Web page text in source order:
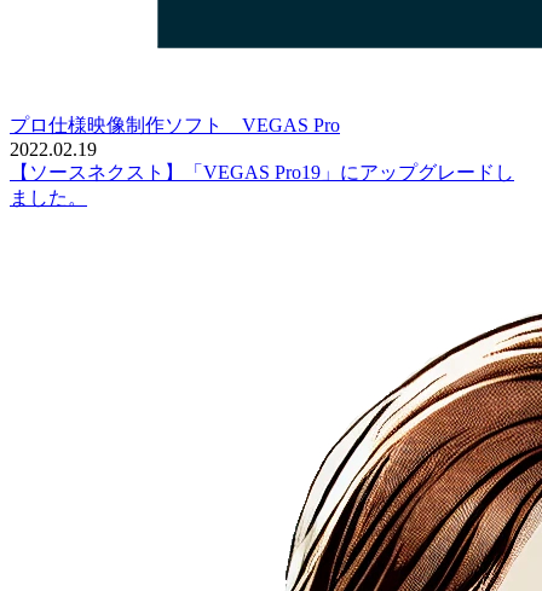
プロ仕様映像制作ソフト VEGAS Pro
2022.02.19
【ソースネクスト】「VEGAS Pro19」にアップグレードし
ました。